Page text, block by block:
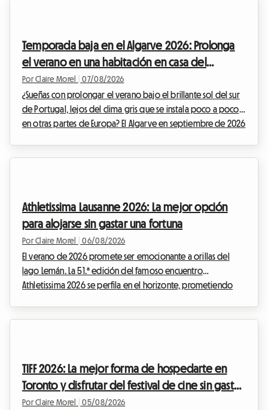
convierte en una verdader...
Temporada baja en el Algarve 2026: Prolonga
el verano en una habitación en casa del
anfitrión para evitar el aumento de precios
Por Claire Morel 07/08/2026
¿Sueñas con prolongar el verano bajo el brillante sol del sur
de Portugal, lejos del clima gris que se instala poco a poco
en otras partes de Europa? El Algarve en septiembre de 2026
portugués. Sin embargo, un obstáculo i...
Athletissima Lausanne 2026: La mejor opción
para alojarse sin gastar una fortuna
Por Claire Morel 06/08/2026
El verano de 2026 promete ser emocionante a orillas del
lago Lemán. La 51.ª edición del famoso encuentro
Athletissima 2026 se perfila en el horizonte, prometiendo
alojamiento en Lausana el que representa el gasto ...
TIFF 2026: La mejor forma de hospedarte en
Toronto y disfrutar del festival de cine sin gastar
una fortuna
Por Claire Morel 05/08/2026